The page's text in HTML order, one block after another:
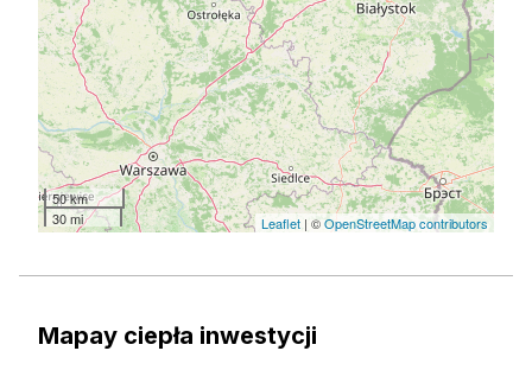
50 km
30 mi
Leaflet | ©OpenStreetMap contributors
Mapay ciepła inwestycji